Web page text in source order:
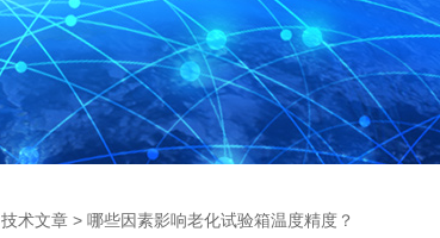
技术文章 > 哪些因素影响老化试验箱温度精度？